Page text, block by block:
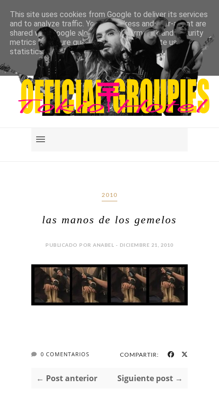
2010
las manos de los gemelos
PUBLICADO POR ANABEL - DICIEMBRE 21, 2010
0 COMENTARIOS COMPARTIR:
← Post anterior Siguiente post →
This site uses cookies from Google to deliver its services
and to analyze traffic. Your IP address and user-agent are
shared with Google along with performance and security
metrics to ensure quality of service, generate usage
statistics, and to detect and address abuse.
LEARN MORE GOT IT